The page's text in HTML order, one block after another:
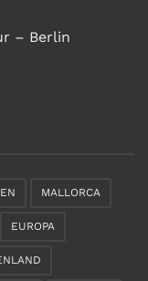
– Berlin
MALLORCA
EUROPA